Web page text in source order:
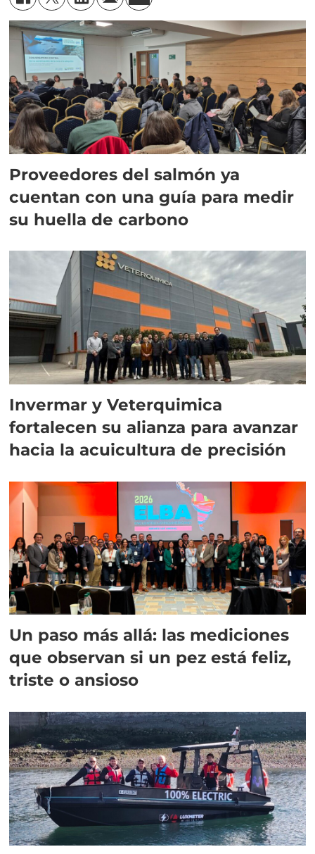
Proveedores del salmón ya
cuentan con una guía para medir
su huella de carbono
Invermar y Veterquimica
fortalecen su alianza para avanzar
hacia la acuicultura de precisión
Un paso más allá: las mediciones
que observan si un pez está feliz,
triste o ansioso